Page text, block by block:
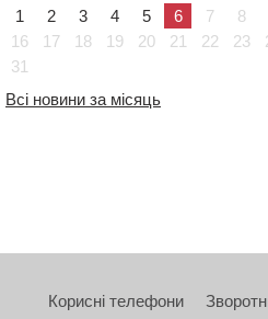
1
2 3 4 5 6 7 8
16
17 18 19 20 21 22 23
31
Всі новини за місяць
Корисні телефони